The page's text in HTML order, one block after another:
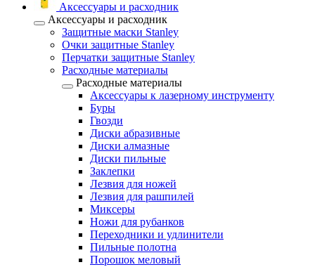
Аксессуары и расходник
Аксессуары и расходник
Защитные маски Stanley
Очки защитные Stanley
Перчатки защитные Stanley
Расходные материалы
Расходные материалы
Аксессуары к лазерному инструменту
Буры
Гвозди
Диски абразивные
Диски алмазные
Диски пильные
Заклепки
Лезвия для ножей
Лезвия для рашпилей
Миксеры
Ножи для рубанков
Переходники и удлинители
Пильные полотна
Порошок меловый